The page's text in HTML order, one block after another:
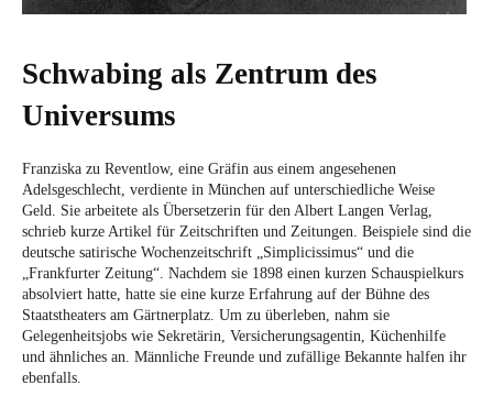
Schwabing als Zentrum des
Universums
Franziska zu Reventlow, eine Gräfin aus einem angesehenen
Adelsgeschlecht, verdiente in München auf unterschiedliche Weise
Geld. Sie arbeitete als Übersetzerin für den Albert Langen Verlag,
schrieb kurze Artikel für Zeitschriften und Zeitungen. Beispiele sind die
deutsche satirische Wochenzeitschrift „Simplicissimus“ und die
„Frankfurter Zeitung“. Nachdem sie 1898 einen kurzen Schauspielkurs
absolviert hatte, hatte sie eine kurze Erfahrung auf der Bühne des
Staatstheaters am Gärtnerplatz. Um zu überleben, nahm sie
Gelegenheitsjobs wie Sekretärin, Versicherungsagentin, Küchenhilfe
und ähnliches an. Männliche Freunde und zufällige Bekannte halfen ihr
ebenfalls.